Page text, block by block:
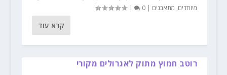
מיוחדים, מתאבנים |
0
|
קרא עוד
רוטב חמוץ מתוק לאגרולים מקורי